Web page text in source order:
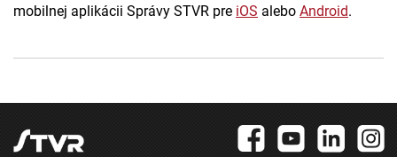
mobilnej aplikácii Správy STVR pre iOS alebo Android.